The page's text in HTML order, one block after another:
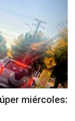
miércoles: